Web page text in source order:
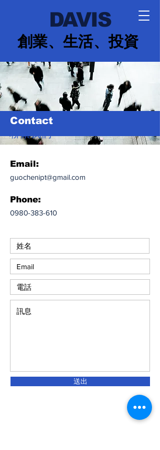
DAVIS
創業、生活、投資
Contact
聯繫我們
Email:
guochenipt@gmail.com
Phone:
0980-383-610
送出